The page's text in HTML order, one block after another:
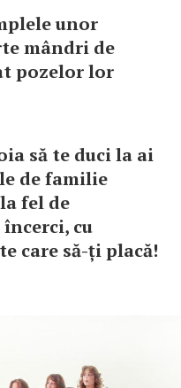
unor
mândri de
pozelor lor
să te duci la ai
de familie
fel de
cu
care să-ți placă!